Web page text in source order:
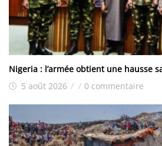
Nigeria : l’armée obtient une hausse
5 août 2026 / / 0 commentaire